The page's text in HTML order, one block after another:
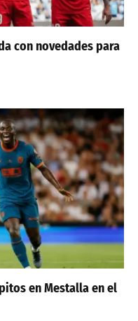
con novedades para
en Mestalla en el